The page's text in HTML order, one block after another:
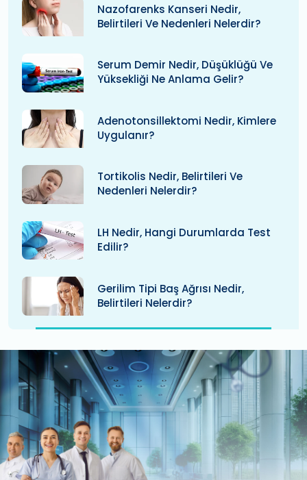
Nazofarenks Kanseri Nedir,
Belirtileri Ve Nedenleri Nelerdir?
Serum Demir Nedir, Düşüklüğü Ve
Yüksekliği Ne Anlama Gelir?
Adenotonsillektomi Nedir, Kimlere
Uygulanır?
Tortikolis Nedir, Belirtileri Ve
Nedenleri Nelerdir?
LH Nedir, Hangi Durumlarda Test
Edilir?
Gerilim Tipi Baş Ağrısı Nedir,
Belirtileri Nelerdir?